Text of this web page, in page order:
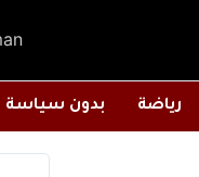
رياضة بدون سياسة